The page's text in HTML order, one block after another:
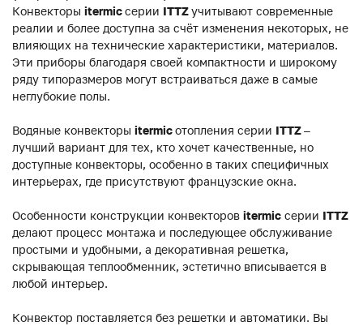
Конвекторы itermicсерии ITTZучитывают современные
реалии и более доступна за счёт изменения некоторых, не
влияющих на технические характеристики, материалов.
Эти приборы благодаря своей компактности и широкому
ряду типоразмеров могут встраиваться даже в самые
неглубокие полы.
Водяные конвекторы itermicотопления серии ITTZ–
лучший вариант для тех, кто хочет качественные, но
доступные конвекторы, особенно в таких специфичных
интерьерах, где присутствуют французские окна.
Особенности конструкции конвекторов itermic серии ITTZ
делают процесс монтажа и последующее обслуживание
простыми и удобными, а декоративная решетка,
скрывающая теплообменник, эстетично вписывается в
любой интерьер.
Конвектор поставляется без решетки и автоматики. Вы